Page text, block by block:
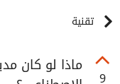
تقنية
9
ماذا لو كان